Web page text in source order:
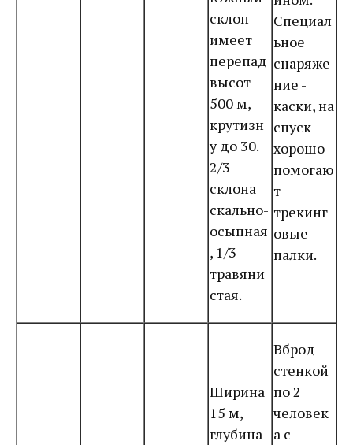
склон
имеет
перепад
высот
500 м,
крутизн
у до 30.
2/3
склона
скально-
осыпная
, 1/3
травяни
стая.
Специал
ьное
снаряже
ние -
каски, на
спуск
хорошо
помогаю
т
трекинг
овые
палки.
Ширина
15 м,
глубина
Вброд
стенкой
по 2
человек
а с